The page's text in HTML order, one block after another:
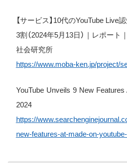
【サービス】10代のYouTube Live
3割（2024年5月13日）｜レポー
社会研究所
https://www.moba-ken.jp/project/
YouTube Unveils 9 New
2024
https://
new-features-at-made-on-